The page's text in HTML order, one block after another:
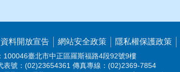
料開放宣告 網站安全政策 隱私權保護政策
100046臺北市中正區羅斯福路4段92號9樓
表號：(02)23654361 傳真專線：(02)2369-7854